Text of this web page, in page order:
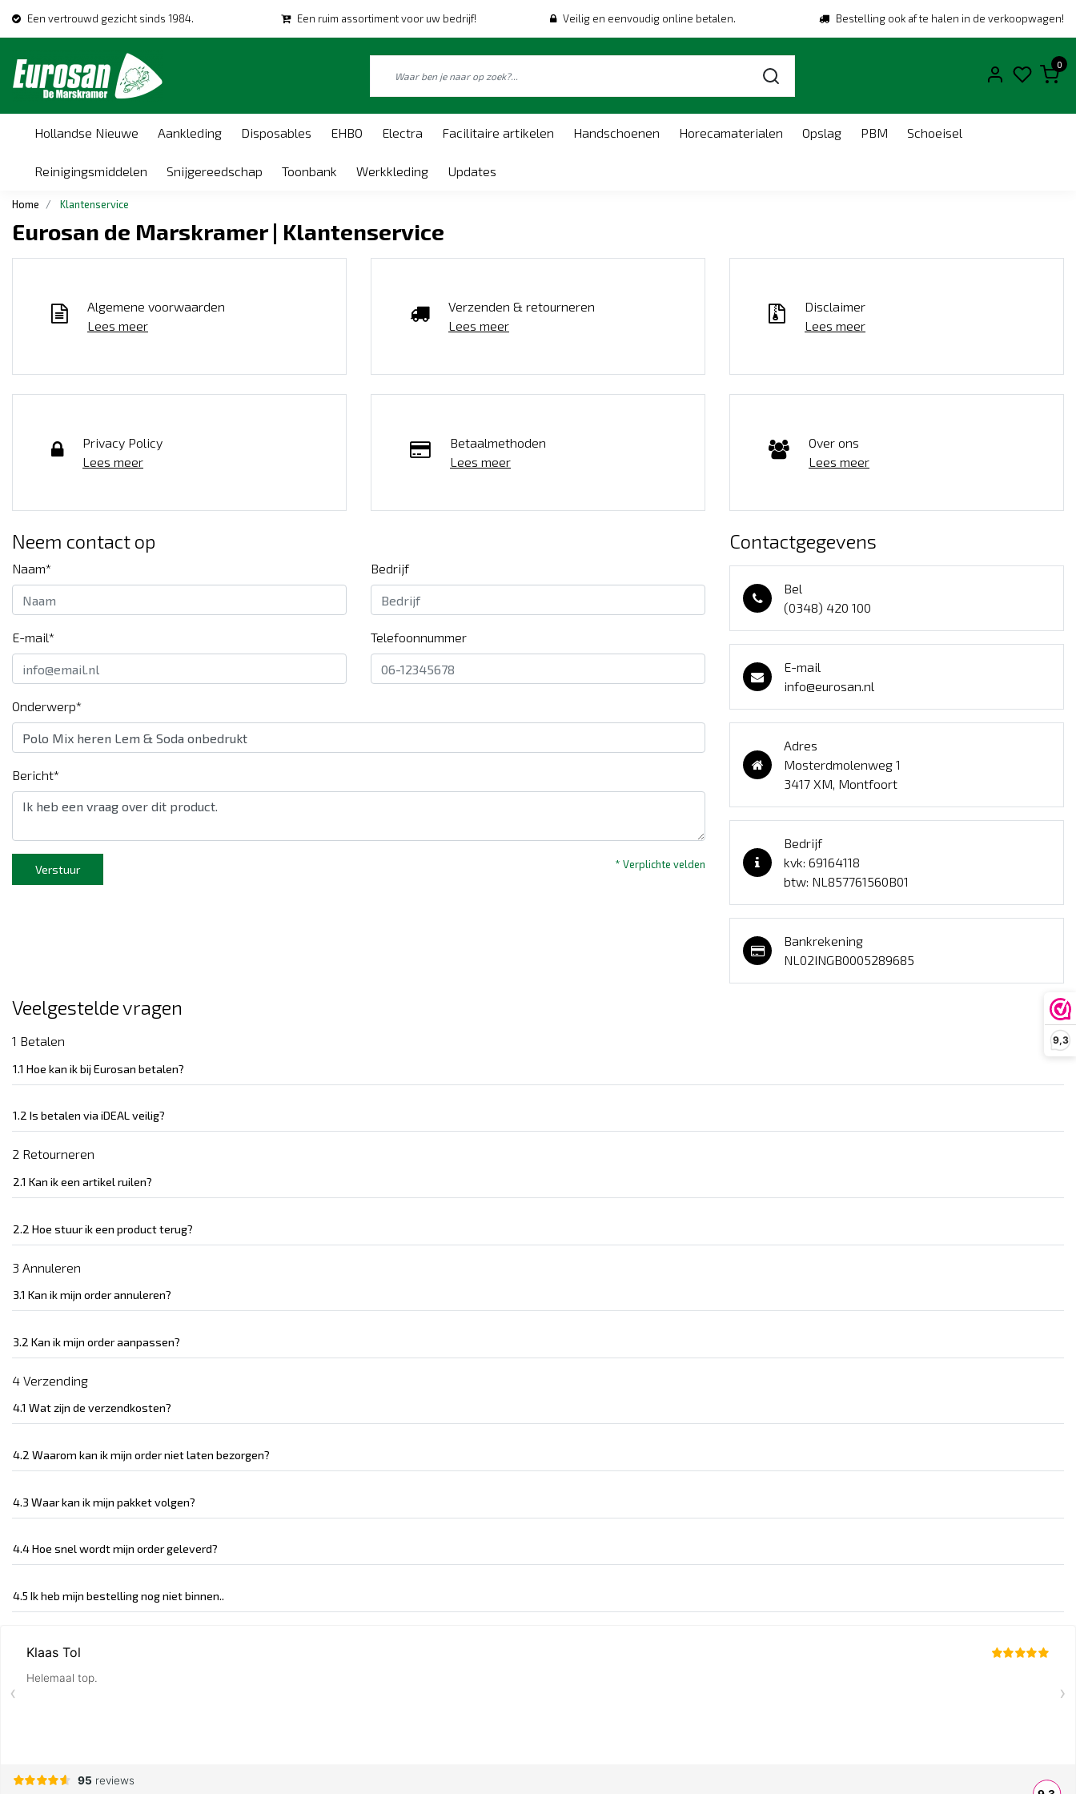
9,3
Een vertrouwd gezicht sinds 1984. Een ruim assortiment voor uw bedrijf! Veilig en eenvoudig online betalen. Bestelling ook af te halen in de verkoopwagen!
0
Hollandse Nieuwe Aankleding Disposables EHBO Electra Facilitaire artikelen Handschoenen Horecamaterialen Opslag PBM Schoeisel
Reinigingsmiddelen Snijgereedschap Toonbank Werkkleding Updates
Home Klantenservice
Eurosan de Marskramer | Klantenservice
Algemene voorwaarden
Lees meer
Verzenden & retourneren
Lees meer
Disclaimer
Lees meer
Privacy Policy
Lees meer
Betaalmethoden
Lees meer
Over ons
Lees meer
Neem contact op
Naam* Bedrijf
E-mail* Telefoonnummer
Onderwerp*
Bericht*
Verstuur * Verplichte velden
Contactgegevens
Bel
(0348) 420 100
E-mail
info@eurosan.nl
Adres
Mosterdmolenweg 1
3417 XM, Montfoort
Bedrijf
kvk: 69164118
btw: NL857761560B01
Bankrekening
NL02INGB0005289685
Veelgestelde vragen
1 Betalen
1.1 Hoe kan ik bij Eurosan betalen?
1.2 Is betalen via iDEAL veilig?
2 Retourneren
2.1 Kan ik een artikel ruilen?
2.2 Hoe stuur ik een product terug?
3 Annuleren
3.1 Kan ik mijn order annuleren?
3.2 Kan ik mijn order aanpassen?
4 Verzending
4.1 Wat zijn de verzendkosten?
4.2 Waarom kan ik mijn order niet laten bezorgen?
4.3 Waar kan ik mijn pakket volgen?
4.4 Hoe snel wordt mijn order geleverd?
4.5 Ik heb mijn bestelling nog niet binnen..